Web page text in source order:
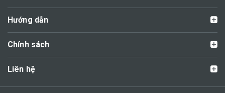
Hướng dẫn
Chính sách
Liên hệ